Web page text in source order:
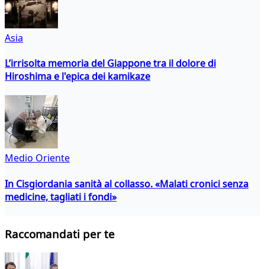
Asia
L’irrisolta memoria del Giappone tra il dolore di
Hiroshima e l'epica dei kamikaze
Medio Oriente
In Cisgiordania sanità al collasso. «Malati cronici senza
medicine, tagliati i fondi»
Raccomandati per te